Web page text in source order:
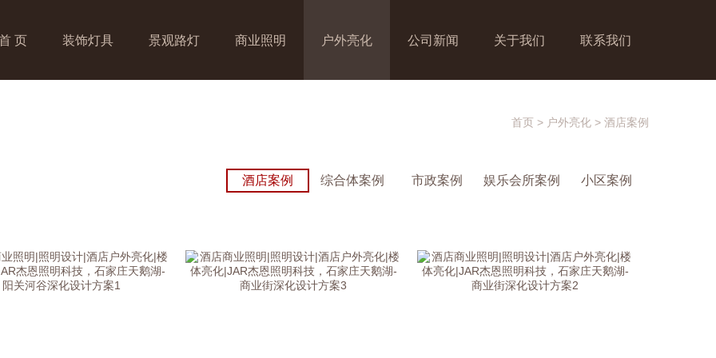
页 装饰灯具 景观路灯 商业照明 户外亮化 公司新闻 关于我们 联系我们
首页 > 户外亮化 > 酒店案例
酒店案例 综合体案例 市政案例 娱乐会所案例 小区案例